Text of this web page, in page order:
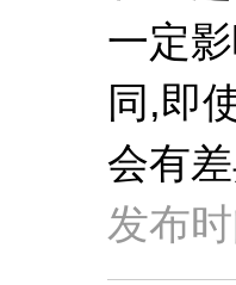
一定
同,即
会有
发布